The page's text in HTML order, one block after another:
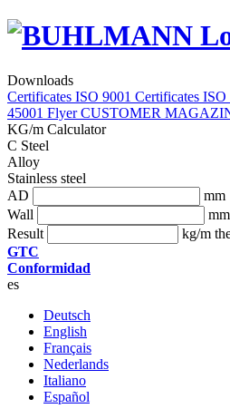
Downloads
Certificates ISO 9001 Certificates ISO
45001 FlyerCUSTOMER
KG/m Calculator
C Steel
Alloy
Stainless steel
AD
mm
Wall
mm
Result
kg/m
GTC
Conformidad
es
Deutsch
English
Français
Nederlands
Italiano
Español